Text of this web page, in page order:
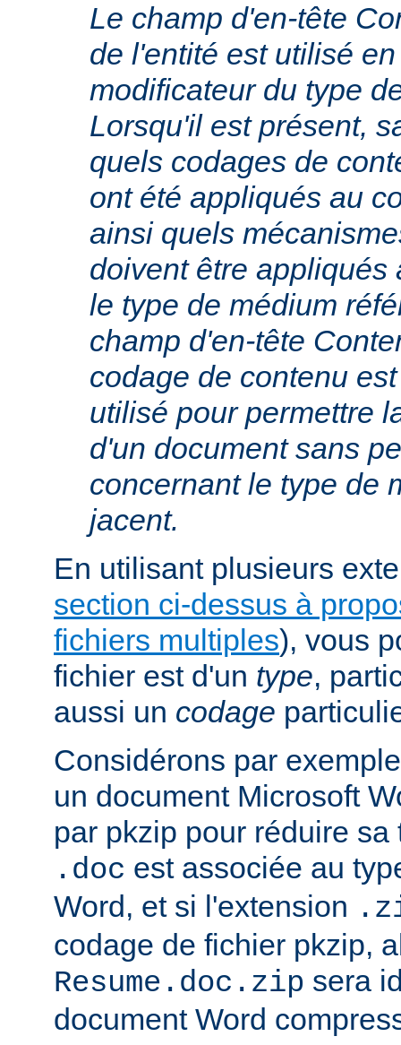
Le champ d'en-tête
de l'entité est utilisé
modificateur du type
Lorsqu'il est présent,
quels codages de
ont été appliqués au
ainsi quels
doivent être appliqués
le type de médium
champ d'en-tête
codage de contenu
utilisé pour permettre
d'un document sans
concernant le type de
jacent.
En utilisant plusieurs
section ci-dessus à
fichiers multiples), vous
fichier est d'un type,
aussi un codage
Considérons par
un document Microsoft
par pkzip pour réduire
.doc est associée au
Word, et si l'extension
codage de fichier pkzip,
Resume.doc.zip sera
document Word